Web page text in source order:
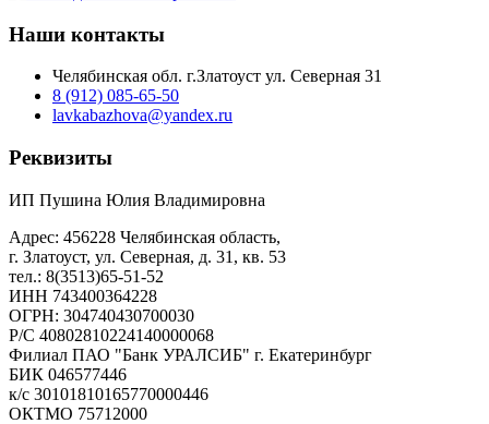
Наши контакты
Челябинская обл. г.Златоуст ул. Северная 31
8 (912) 085-65-50
lavkabazhova@yandex.ru
Реквизиты
ИП Пушина Юлия Владимировна
Адрес: 456228 Челябинская область,
г. Златоуст, ул. Северная, д. 31, кв. 53
тел.: 8(3513)65-51-52
ИНН 743400364228
ОГРН: 304740430700030
Р/С 40802810224140000068
Филиал ПАО "Банк УРАЛСИБ" г. Екатеринбург
БИК 046577446
к/с 30101810165770000446
ОКТМО 75712000